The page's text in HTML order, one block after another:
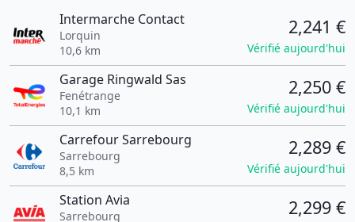
Intermarche Contact
Lorquin
10,6 km
2,241 €
Vérifié aujourd'hui
Garage Ringwald Sas
Fenétrange
10,1 km
2,250 €
Vérifié aujourd'hui
Carrefour Sarrebourg
Sarrebourg
8,5 km
2,289 €
Vérifié aujourd'hui
Station Avia
Sarrebourg 2,299 €